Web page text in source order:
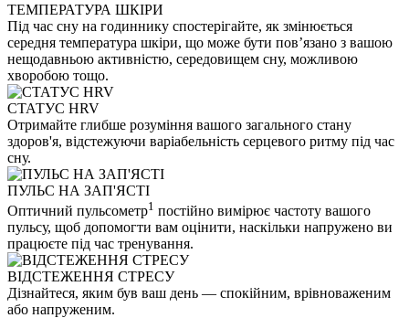
ТЕМПЕРАТУРА ШКІРИ
Під час сну на годиннику спостерігайте, як змінюється
середня температура шкіри, що може бути пов’язано з вашою
нещодавньою активністю, середовищем сну, можливою
хворобою тощо.
СТАТУС HRV
Отримайте глибше розуміння вашого загального стану
здоров'я, відстежуючи варіабельність серцевого ритму під час
сну.
ПУЛЬС НА ЗАП'ЯСТІ
Оптичний пульсометр1 постійно вимірює частоту вашого
пульсу, щоб допомогти вам оцінити, наскільки напружено ви
працюєте під час тренування.
ВІДСТЕЖЕННЯ СТРЕСУ
Дізнайтеся, яким був ваш день — спокійним, врівноваженим
або напруженим.